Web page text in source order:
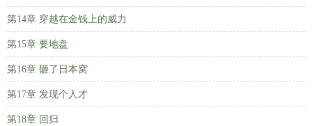
第14章 穿越在金钱上的威力
第15章 要地盘
第16章 砸了日本窝
第17章 发现个人才
第18章 回归